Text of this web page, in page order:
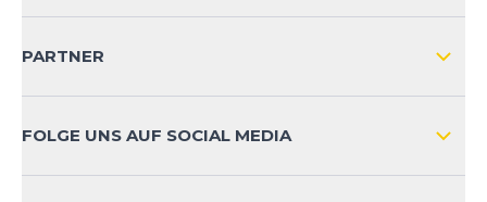
PARTNER
FOLGE UNS AUF SOCIAL MEDIA